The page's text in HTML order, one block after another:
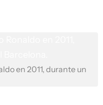
en 2011, durante un